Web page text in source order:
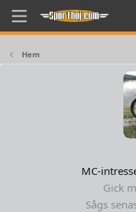
Hem
MC-
Gick
Sågs